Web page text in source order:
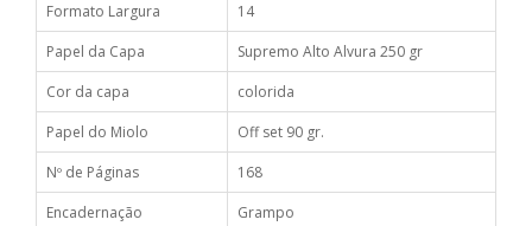
Formato Largura
14
Papel da Capa
Supremo Alto Alvura 250 gr
Cor da capa
colorida
Papel do Miolo
Off set 90 gr.
Nº de Páginas
168
Encadernação
Grampo